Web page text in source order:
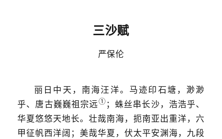
三沙赋
严保伦
丽日中天，南海汪洋。马迹印石塘，渺渺
乎、唐古巍巍祖宗远① ；蛛丝串长沙，浩浩乎、
华夏悠悠天地长。壮哉南海，扼南亚出重洋，六
甲征帆西洋阔；美哉华夏，伏太平安渊海，九段